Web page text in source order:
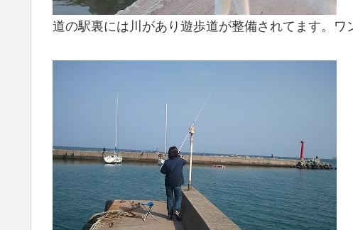
道の駅裏には川があり遊歩道が整備されてます。ワ